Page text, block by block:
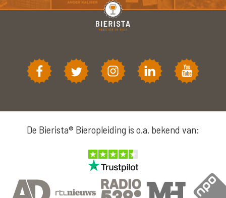
De Bierista® Bieropleiding is o.a. bekend van: